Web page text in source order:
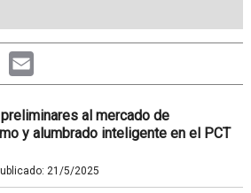
Email
al mercado de
y alumbrado inteligente en el PCT
21/5/2025